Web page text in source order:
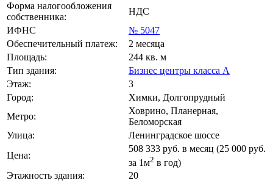
Форма налогообложения
собственника:
НДС
ИФНС
№ 5047
Обеспечительный платеж:
2 месяца
Площадь:
244 кв. м
Тип здания:
Бизнес центры класса А
Этаж:
3
Город:
Химки, Долгопрудный
Метро:
Ховрино, Планерная,
Беломорская
Улица:
Ленинградское шоссе
Цена:
508 333 руб. в месяц (25 000 руб.
за 1м2 в год)
Этажность здания:
20